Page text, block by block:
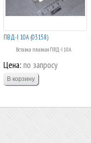
ПВД-I 10А (03158)
Вставка плавкая ПВД-I 10А
Цена: по запросу